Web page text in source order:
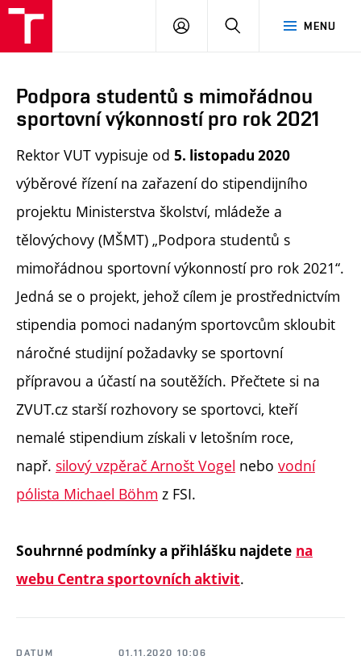
MENU
PŘIHLÁSIT
Podpora studentů s mimořádnou
sportovní výkonností pro rok 2021
Rektor VUT vypisuje od 5. listopadu 2020
výběrové řízení na zařazení do stipendijního
projektu Ministerstva školství, mládeže a
tělovýchovy (MŠMT) „Podpora studentů s
mimořádnou sportovní výkonností pro rok 2021“.
Jedná se o projekt, jehož cílem je prostřednictvím
stipendia pomoci nadaným sportovcům skloubit
náročné studijní požadavky se sportovní
přípravou a účastí na soutěžích. Přečtete si na
ZVUT.cz starší rozhovory se sportovci, kteří
nemalé stipendium získali v letošním roce,
např. silový vzpěrač Arnošt Vogel nebo vodní
pólista Michael Böhm z FSI.
Souhrnné podmínky a přihlášku najdete na
webu Centra sportovních aktivit.
DATUM
01.11.2020 10:06